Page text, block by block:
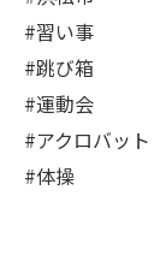
#習い事
#跳び箱
#運動会
#アクロバット
#体操